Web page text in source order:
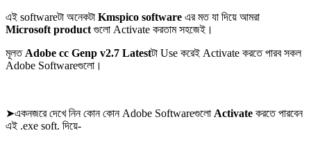
এই softwareটা অনেকটা Kmspico software এর মত যা দিয়ে আমরা
Microsoft product গুলো Activate করতাম সহজেই।
মূলত Adobe cc Genp v2.7 Latestটা Use করেই Activate করতে পারব সকল
Adobe Softwareগুলো।
➤একনজরে দেখে নিন কোন কোন Adobe Softwareগুলো Activate করতে পারবেন
এই .exe soft. দিয়ে-